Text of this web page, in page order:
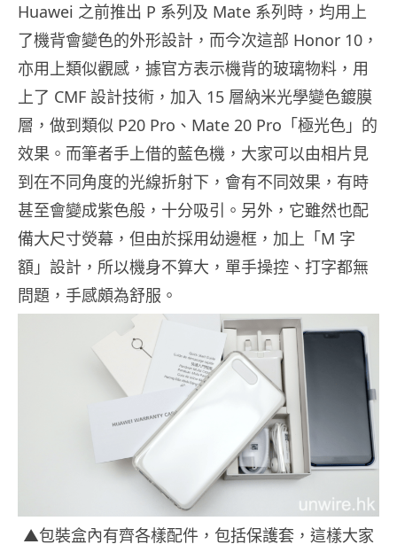
Huawei 之前推出 P 系列及 Mate 系列時，均用上
了機背會變色的外形設計，而今次這部 Honor 10，
亦用上類似觀感，據官方表示機背的玻璃物料，用
上了 CMF 設計技術，加入 15 層納米光學變色鍍膜
層，做到類似 P20 Pro、Mate 20 Pro「極光色」的
效果。而筆者手上借的藍色機，大家可以由相片見
到在不同角度的光線折射下，會有不同效果，有時
甚至會變成紫色般，十分吸引。另外，它雖然也配
備大尺寸熒幕，但由於採用幼邊框，加上「M 字
額」設計，所以機身不算大，單手操控、打字都無
問題，手感頗為舒服。
▲包裝盒內有齊各樣配件，包括保護套，這樣大家